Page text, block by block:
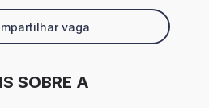
vaga
SOBRE A